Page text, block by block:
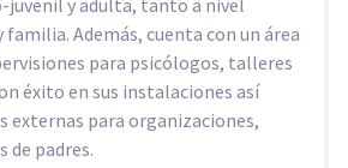
y adulta, tanto a nivel
familia. Además, cuenta con un área
para psicólogos, talleres
éxito en sus instalaciones así
externas para organizaciones,
de padres.